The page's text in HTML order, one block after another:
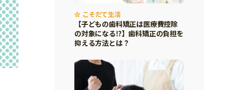
こそだて生活
【子どもの歯科矯正は医療費控除
の対象になる⁉】歯科矯正の負担を
抑える方法とは？